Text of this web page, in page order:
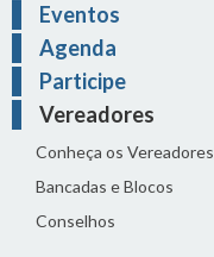
Eventos
Agenda
Participe
Vereadores
Conheça os Vereadores
Bancadas e Blocos
Conselhos